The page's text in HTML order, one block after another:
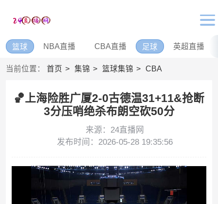
篮球 NBA直播 CBA直播 足球 英超直播
当前位置： 首页 集锦 篮球集锦 CBA
🏀上海险胜广厦2-0古德温31+11&抢断
3分压哨绝杀布朗空砍50分
来源：24直播网
发布时间：2026-05-28 19:35:56